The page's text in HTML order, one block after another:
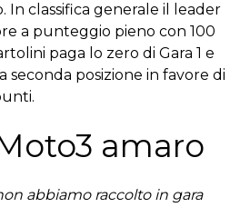
In classifica generale il leader
a punteggio pieno con 100
paga lo zero di Gara 1 e
posizione in favore di
amaro
abbiamo raccolto in gara